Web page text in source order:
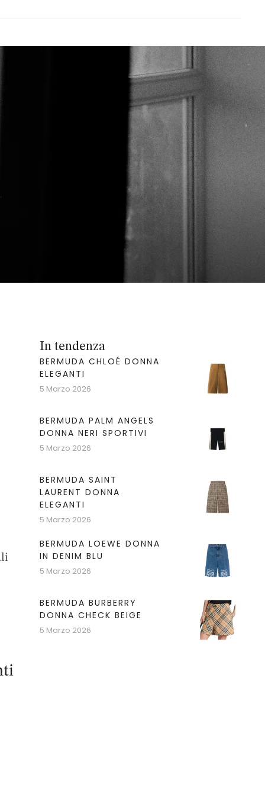
In tendenza
BERMUDA CHLOÉ DONNA
ELEGANTI
5 Marzo 2026
BERMUDA PALM ANGELS
DONNA NERI SPORTIVI
5 Marzo 2026
BERMUDA SAINT
LAURENT DONNA
ELEGANTI
5 Marzo 2026
BERMUDA LOEWE DONNA
IN DENIM BLU
5 Marzo 2026
BERMUDA BURBERRY
DONNA CHECK BEIGE
5 Marzo 2026